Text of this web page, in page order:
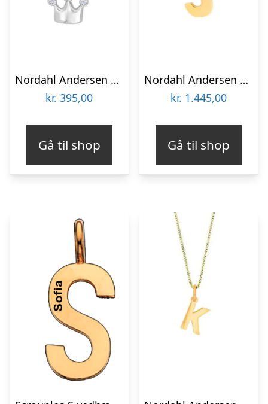
Nordahl Andersen krone vedhæng / zirkoner og kæde
kr. 395,00
Gå til shop
Nordahl Andersen 14 kt bogstav J
kr. 1.445,00
Gå til shop